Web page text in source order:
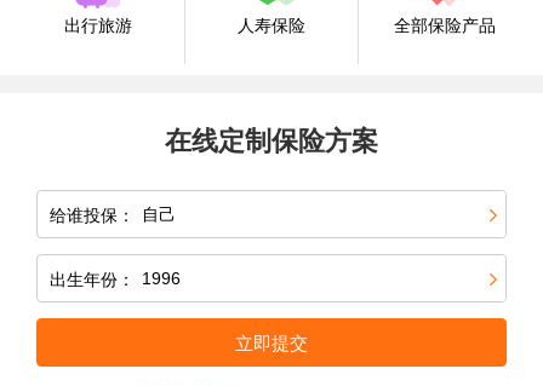
出行旅游 人寿保险 全部保险产品
在线定制保险方案
给谁投保：
出生年份：
立即提交